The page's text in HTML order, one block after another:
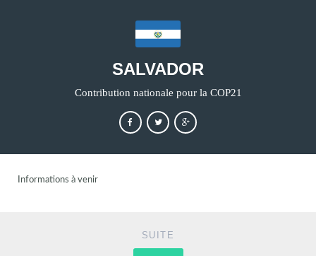
SALVADOR
Contribution nationale pour la COP21
Informations à venir
SUITE